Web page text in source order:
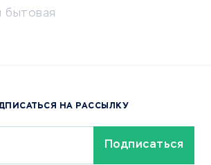
бытовая
НА РАССЫЛКУ